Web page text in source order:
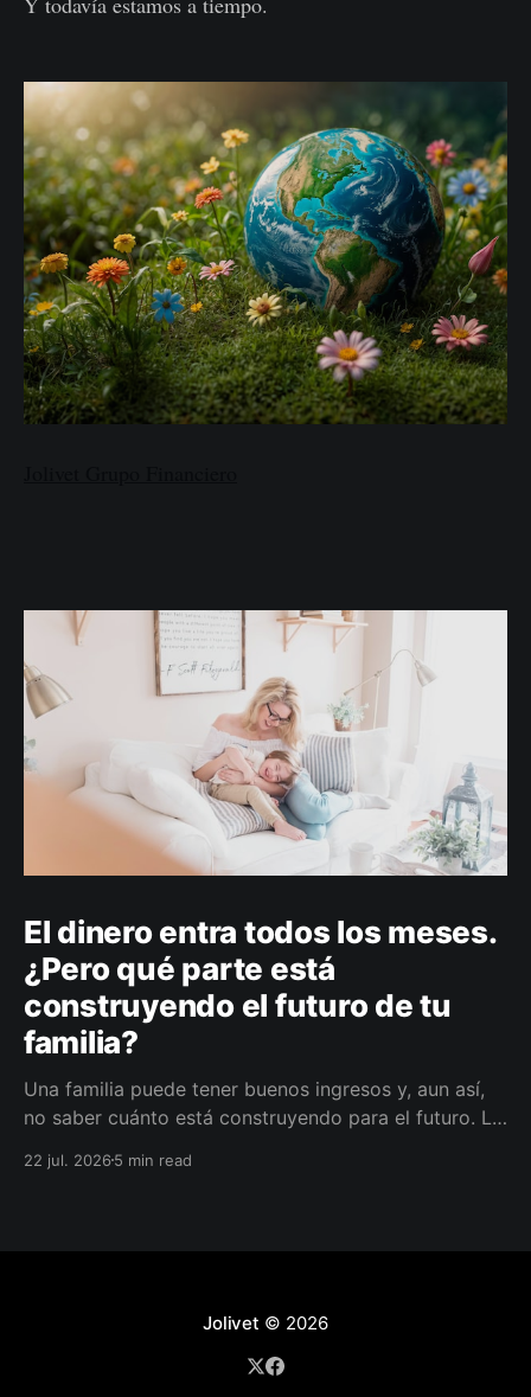
El dinero entra todos los meses.
¿Pero qué parte está
construyendo el futuro de tu
familia?
Una familia puede tener buenos ingresos y, aun así,
no saber cuánto está construyendo para el futuro. La
darle a cada parte del ingreso un propósito, un plazo
22 jul. 20265 min read
Jolivet © 2026